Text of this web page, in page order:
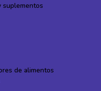
suplementos
de alimentos